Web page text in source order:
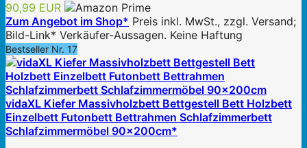
90,99 EUR
Zum Angebot im Shop* Preis inkl. MwSt., zzgl. Versand;
Bild-Link* Verkäufer-Aussagen. Keine Haftung
Bestseller Nr. 17
vidaXL Kiefer Massivholzbett Bettgestell Bett Holzbett
Einzelbett Futonbett Bettrahmen Schlafzimmerbett
Schlafzimmermöbel 90x200cm*